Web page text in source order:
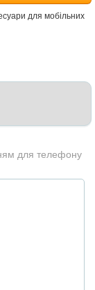
для мобільних
для телефону